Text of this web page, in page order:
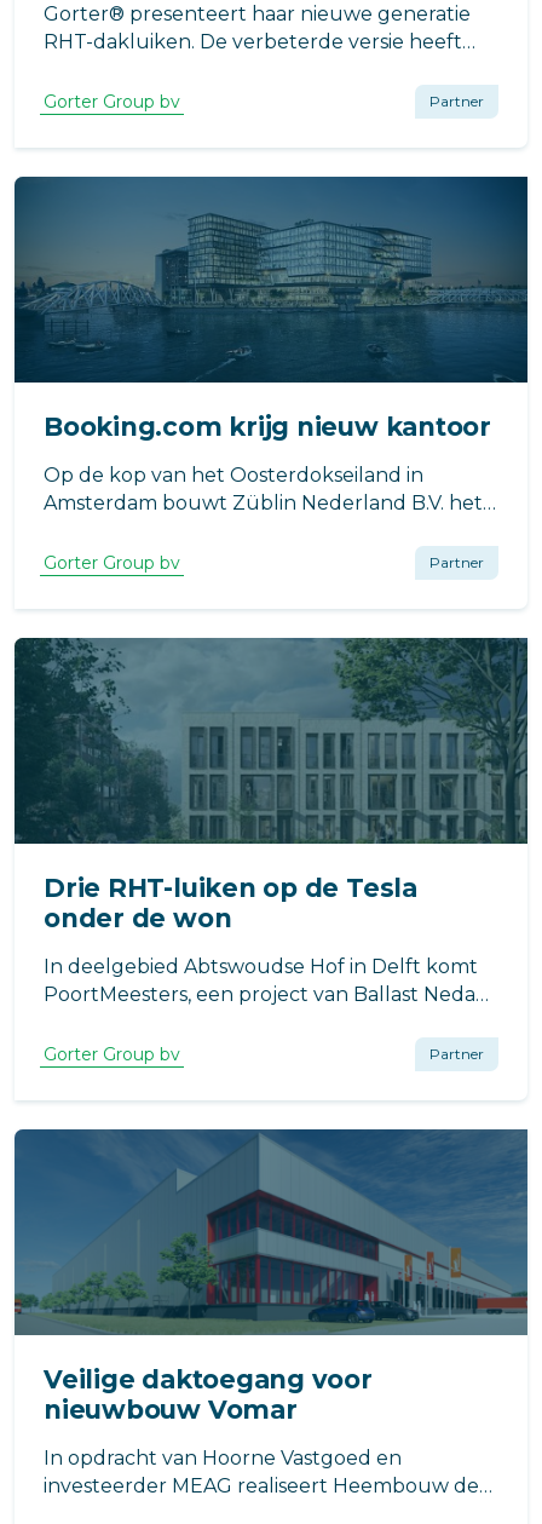
Gorter® presenteert haar nieuwe generatie
RHT-dakluiken. De verbeterde versie heeft
en is hiermee nog beter bestand tegen
extreme belastingen die tijdens de bouw of de
gebruiksfase kunnen voorkomen.
Gorter Group bv Partner
Booking.com krijg nieuw kantoor
Op de kop van het Oosterdokseiland in
Amsterdam bouwt Züblin Nederland B.V. het
Gorter Group bv Partner
Drie RHT-luiken op de Tesla
onder de won
In deelgebied Abtswoudse Hof in Delft komt
PoortMeesters, een project van Ballast Nedam
Gorter Group bv Partner
Veilige daktoegang voor
nieuwbouw Vomar
In opdracht van Hoorne Vastgoed en
investeerder MEAG realiseert Heembouw de